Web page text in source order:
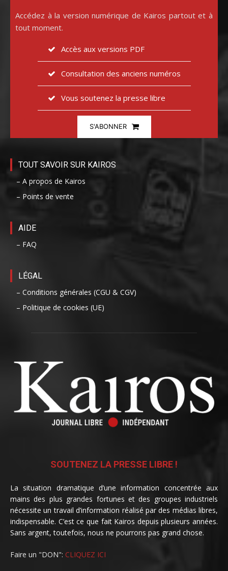
Accédez à la version numérique de Kairos partout et à
tout moment.
Accès aux versions PDF
Consultation des anciens numéros
Vous soutenez la presse libre
S'ABONNER
TOUT SAVOIR SUR KAIROS
– A propos de Kairos
– Points de vente
AIDE
– FAQ
LÉGAL
– Conditions générales (CGU & CGV)
– Politique de cookies (UE)
SOUTENEZ LA PRESSE LIBRE !
La situation dramatique d’une information concentrée aux
mains des plus grandes fortunes et des groupes industriels
nécessite un travail d’information réalisé par des médias libres,
indispensable. C’est ce que fait Kairos depuis plusieurs années.
Sans argent, toutefois, nous ne pourrons pas grand chose.
Faire un "DON": CLIQUEZ ICI